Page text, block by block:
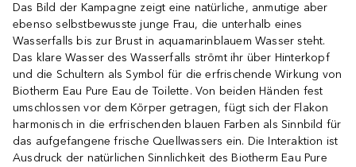
Das Bild der Kampagne zeigt eine natürliche, anmutige aber
ebenso selbstbewusste junge Frau, die unterhalb eines
Wasserfalls bis zur Brust in aquamarinblauem Wasser steht.
Das klare Wasser des Wasserfalls strömt ihr über Hinterkopf
und die Schultern als Symbol für die erfrischende Wirkung von
Biotherm Eau Pure Eau de Toilette. Von beiden Händen fest
umschlossen vor dem Körper getragen, fügt sich der Flakon
harmonisch in die erfrischenden blauen Farben als Sinnbild für
das aufgefangene frische Quellwassers ein. Die Interaktion ist
Ausdruck der natürlichen Sinnlichkeit des Biotherm Eau Pure